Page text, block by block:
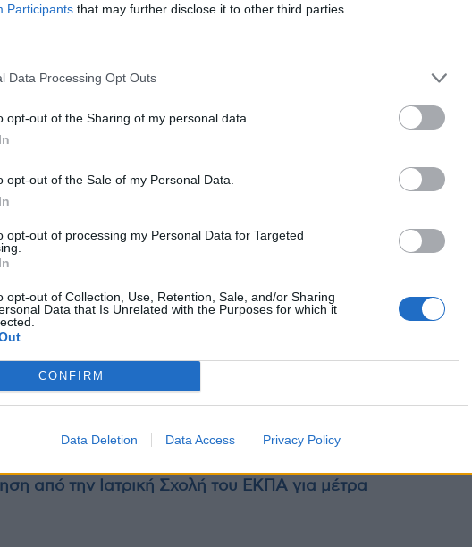
Participants that may further disclose it to other third parties.
Data Processing Opt Outs
opt-out of the Sharing of my personal data.
opt-out of the Sale of my Personal Data.
opt-out of processing my Personal Data for Targeted
opt-out of Collection, Use, Retention, Sale, and/or Sharing
Data that Is Unrelated with the Purposes for which it
CONFIRM
Data Deletion Data Access Privacy Policy
οι βαθμολογίες των νοσοκομείων»
μήνα θα δημοσιεύονται τα σκορ
Υγείας θα επεξεργάζεται τα
της ποιότητας φροντίδας και την αναβάθμιση
ώστε να γίνονται παρεμβάσεις εκεί που
Άδωνις Γεωργιάδης.
Θα κάνω εφόδους και η αξιολόγηση θα
μεγάλων νοσοκομείων έχουν πληρότητα σχεδόν
από την Ιατρική Σχολή του ΕΚΠΑ για μέτρα